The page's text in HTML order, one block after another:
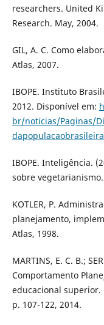
researchers. United
Research. May, 2004.
GIL, A. C. Como
Atlas, 2007.
IBOPE. Instituto
2012. Disponível em:
br/noticias/Paginas/
IBOPE. Inteligência.
sobre vegetarianismo.
KOTLER, P.
planejamento,
Atlas, 1998.
MARTINS, E. C. B.;
Comportamento
educacional superior.
p. 107-122, 2014.